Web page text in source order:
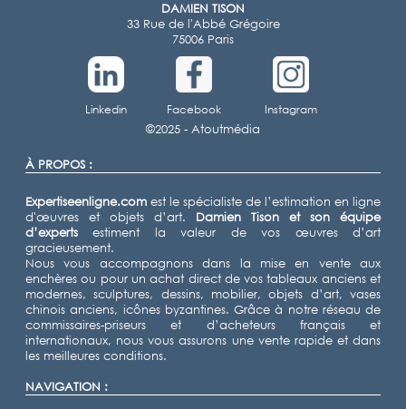
DAMIEN TISON
33 Rue de l'Abbé Grégoire
75006 Paris
Linkedin Facebook
Instagram
©2025 - Atoutmédia
À PROPOS :
Expertiseenligne.com est le spécialiste de l’estimation en ligne
d'œuvres et objets d’art. Damien Tison
et son équipe
d’experts estiment la valeur de vos œuvres d’art
gracieusement.
Nous vous accompagnons dans la mise en vente aux
enchères ou pour un achat direct de vos tableaux anciens et
modernes, sculptures, dessins, mobilier, objets d’art, vases
chinois anciens, icônes byzantines. Grâce à notre réseau de
commissaires-priseurs et d’acheteurs français et
internationaux, nous vous assurons une vente rapide et dans
les meilleures conditions.
NAVIGATION :